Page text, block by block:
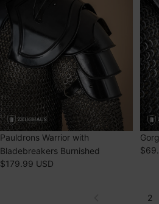
ÉPUISÉ
Pauldrons Warrior with
Bladebreakers Burnished
$179.99 USD
2
combinaisons de données provenant de
Développer et améliorer les services
Utiliser des données limitées pour
Caractéristiques spéciales :
Utiliser des données de
Analyser activement les
l’identification